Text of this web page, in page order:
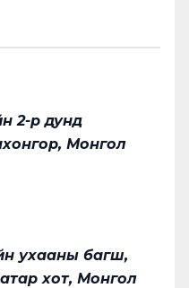
2-р дунд
Монгол
ухааны багш,
хот, Монгол